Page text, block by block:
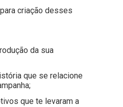
criação desses
da sua
que se relacione
que te levaram a